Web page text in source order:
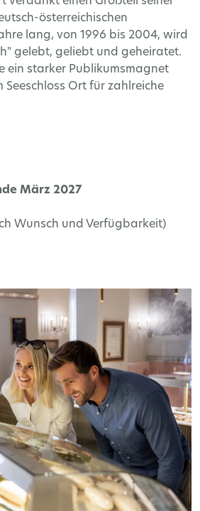
österreichischen
lang, von 1996 bis 2004, wird
gelebt, geliebt und geheiratet.
ein starker Publikumsmagnet
Ort für zahlreiche
März 2027
Wunsch und Verfügbarkeit)